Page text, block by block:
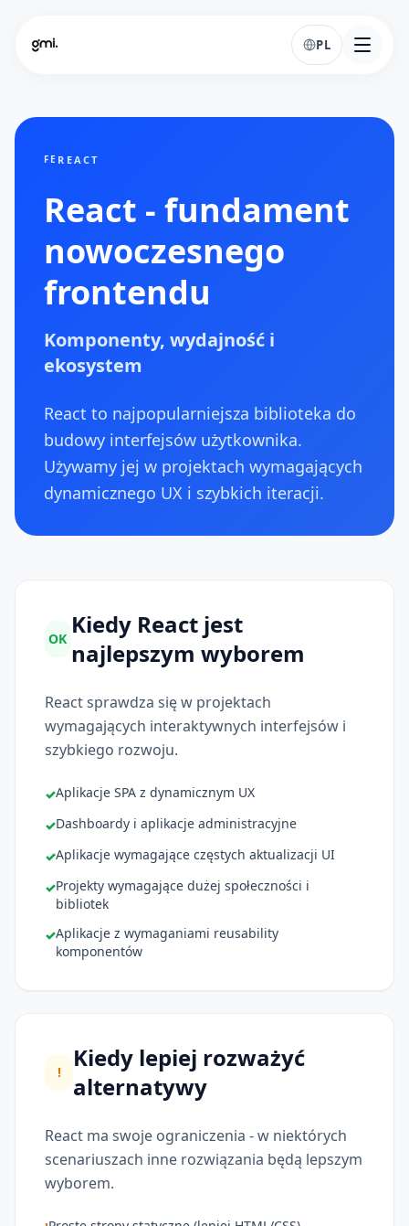
PL
FE REACT
React - fundament
nowoczesnego
frontendu
Komponenty, wydajność i
ekosystem
React to najpopularniejsza biblioteka do
budowy interfejsów użytkownika.
Używamy jej w projektach wymagających
dynamicznego UX i szybkich iteracji.
OK Kiedy React jest
najlepszym wyborem
React sprawdza się w projektach
wymagających interaktywnych interfejsów i
szybkiego rozwoju.
✓Aplikacje SPA z dynamicznym UX
✓Dashboardy i aplikacje administracyjne
✓Aplikacje wymagające częstych aktualizacji UI
✓Projekty wymagające dużej społeczności i
bibliotek
✓Aplikacje z wymaganiami reusability
komponentów
!
Kiedy lepiej rozważyć
alternatywy
React ma swoje ograniczenia - w niektórych
scenariuszach inne rozwiązania będą lepszym
wyborem.